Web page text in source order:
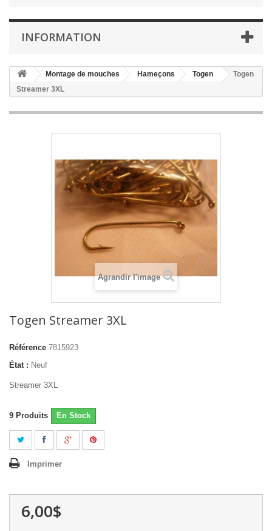
INFORMATION
Montage de mouches Hameçons Togen
Togen
Streamer 3XL
Agrandir l'image
Togen Streamer 3XL
Référence 7815923
État : Neuf
Streamer 3XL
9 Produits En Stock
Imprimer
6,00$